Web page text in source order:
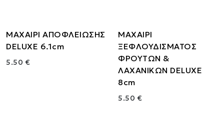
ΜΑΧΑΙΡΙ ΑΠΟΦΛΕΙΩΣΗΣ
DELUXE 6.1cm
5.50 €
ΜΑΧΑΙΡΙ
ΞΕΦΛΟΥΔΙΣΜΑΤΟΣ
ΦΡΟΥΤΩΝ &
ΛΑΧΑΝΙΚΩΝ DELUXE
8cm
5.50 €